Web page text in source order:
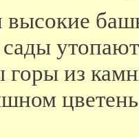
высокие
из